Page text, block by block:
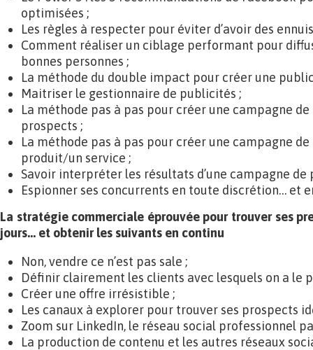
optimisées ;
Les règles à respecter pour éviter d’avoir des
Comment réaliser un ciblage performant pour
bonnes personnes ;
La méthode du double impact pour créer une
Maitriser le gestionnaire de publicités ;
La méthode pas à pas pour créer une campagne
prospects ;
La méthode pas à pas pour créer une campagne
produit/un service ;
Savoir interpréter les résultats d’une campagne de
Espionner ses concurrents en toute discrétion… et
La stratégie commerciale éprouvée pour trouver ses
jours… et obtenir les suivants en continu
Non, vendre ce n’est pas sale ;
Définir clairement les clients avec lesquels on a le
Créer une offre irrésistible ;
Les canaux à explorer pour trouver ses prospects
Zoom sur LinkedIn, le réseau social professionnel
La production de contenu et les autres réseaux